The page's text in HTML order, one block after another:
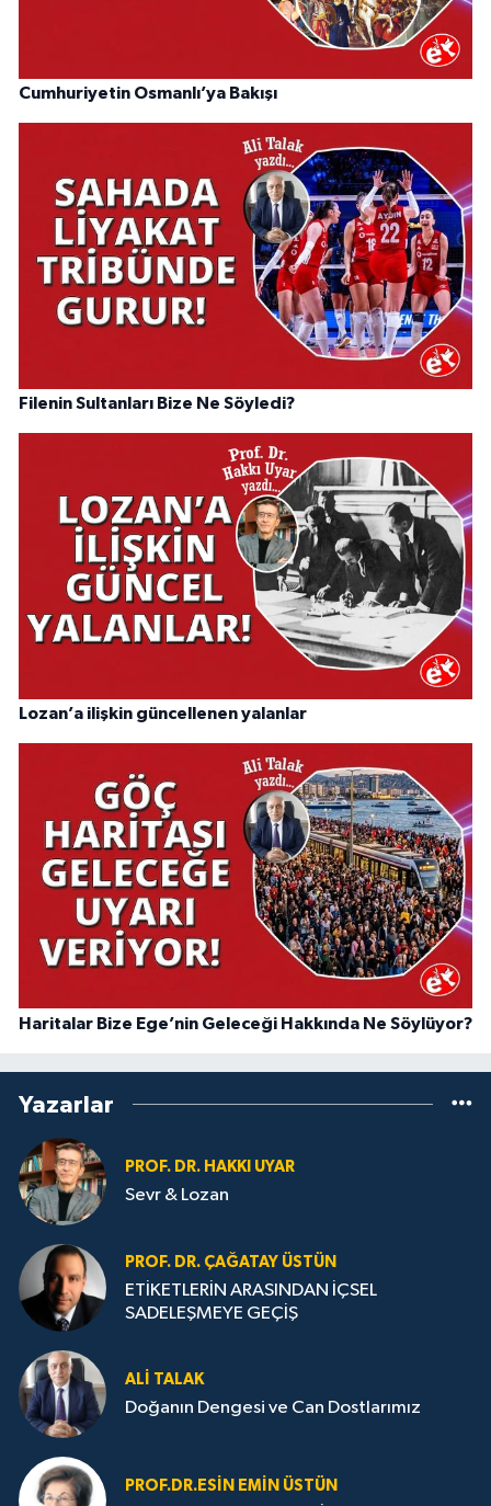
Cumhuriyetin Osmanlı’ya Bakışı
Filenin Sultanları Bize Ne Söyledi?
Lozan’a ilişkin güncellenen yalanlar
Haritalar Bize Ege’nin Geleceği Hakkında Ne Söylüyor?
Yazarlar
PROF. DR. HAKKI UYAR
Sevr & Lozan
PROF. DR. ÇAĞATAY ÜSTÜN
ETİKETLERİN ARASINDAN İÇSEL
SADELEŞMEYE GEÇİŞ
ALI TALAK
Doğanın Dengesi ve Can Dostlarımız
PROF.DR.ESIN EMIN ÜSTÜN